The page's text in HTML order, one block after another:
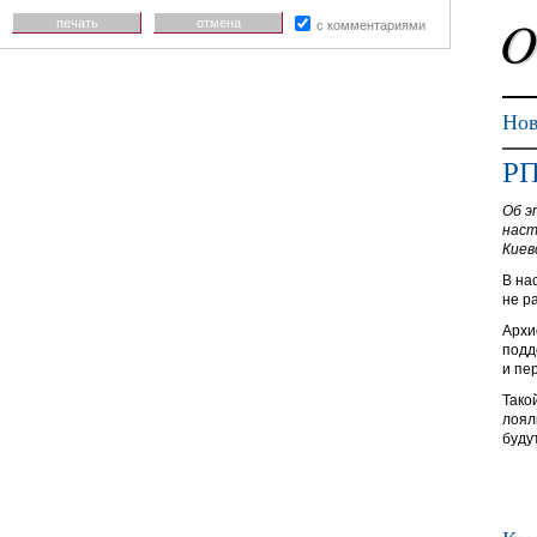
Об
В
не
и
печать отмена с комментариями